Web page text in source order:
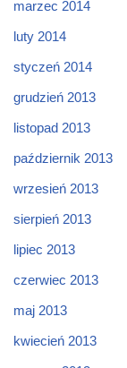
marzec 2014
luty 2014
styczeń 2014
grudzień 2013
listopad 2013
październik 2013
wrzesień 2013
sierpień 2013
lipiec 2013
czerwiec 2013
maj 2013
kwiecień 2013